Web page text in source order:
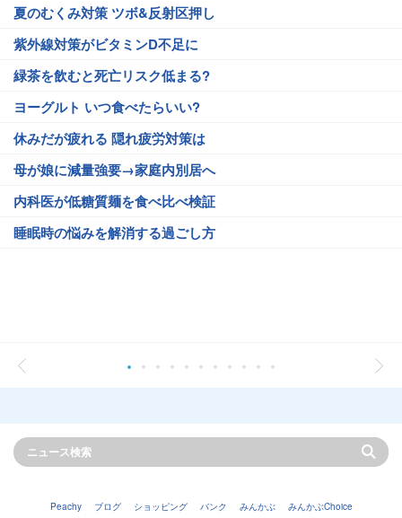
夏のむくみ対策 ツボ&反射区押し
紫外線対策がビタミンD不足に
緑茶を飲むと死亡リスク低まる?
ヨーグルト いつ食べたらいい?
休みだが疲れる 隠れ疲労対策は
母が娘に減量強要→家庭内別居へ
内科医が低糖質麺を食べ比べ検証
睡眠時の悩みを解消する過ごし方
Peachy ブログ ショッピング バンク みんかぶ みんかぶChoice